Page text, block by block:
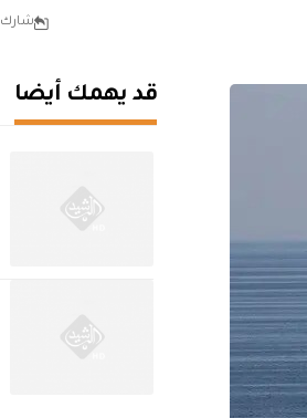
شارك
قد يهمك أيضا